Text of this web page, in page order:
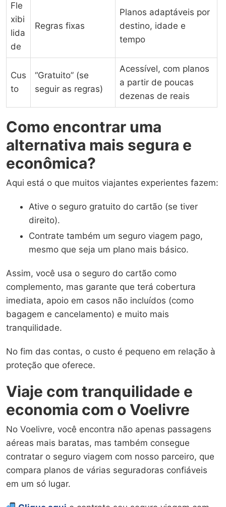
Fle
xibi
lida
de
Regras fixas
Planos adaptáveis por
destino, idade e
tempo
Cus
to
“Gratuito” (se
seguir as regras)
Acessível, com planos
a partir de poucas
dezenas de reais
Como encontrar uma
alternativa mais segura e
econômica?
Aqui está o que muitos viajantes experientes fazem:
Ative o seguro gratuito do cartão (se tiver
direito).
Contrate também um seguro viagem pago,
mesmo que seja um plano mais básico.
Assim, você usa o seguro do cartão como
complemento, mas garante que terá cobertura
imediata, apoio em casos não incluídos (como
bagagem e cancelamento) e muito mais
tranquilidade.
No fim das contas, o custo é pequeno em relação à
proteção que oferece.
Viaje com tranquilidade e
economia com o Voelivre
No Voelivre, você encontra não apenas passagens
aéreas mais baratas, mas também consegue
contratar o seguro viagem com nosso parceiro, que
compara planos de várias seguradoras confiáveis
em um só lugar.